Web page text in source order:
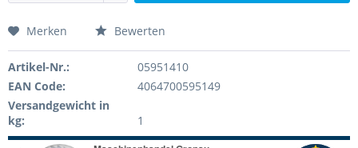
Merken Bewerten
Artikel-Nr.:
05951410
EAN Code:
4064700595149
Versandgewicht in
kg:
1